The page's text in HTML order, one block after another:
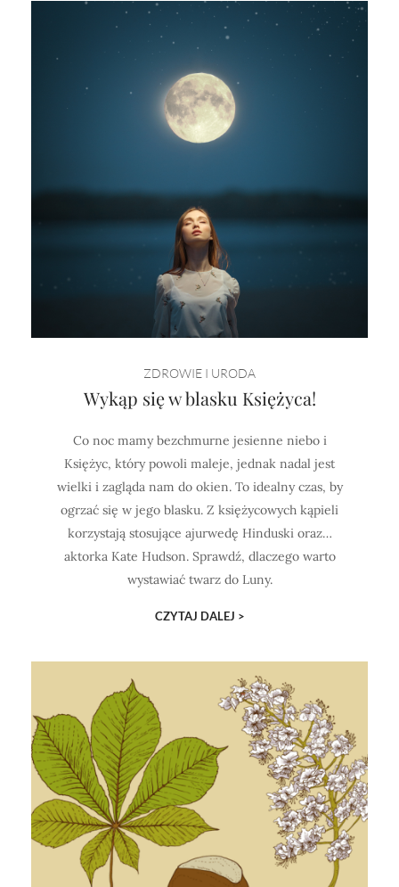
ZDROWIE I URODA
Wykąp się w blasku Księżyca!
Co noc mamy bezchmurne jesienne niebo i
Księżyc, który powoli maleje, jednak nadal jest
wielki i zagląda nam do okien. To idealny czas, by
ogrzać się w jego blasku. Z księżycowych kąpieli
korzystają stosujące ajurwedę Hinduski oraz…
aktorka Kate Hudson. Sprawdź, dlaczego warto
wystawiać twarz do Luny.
CZYTAJ DALEJ >